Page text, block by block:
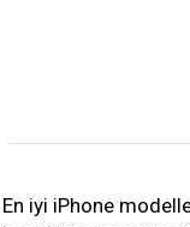
En iyi iPhone